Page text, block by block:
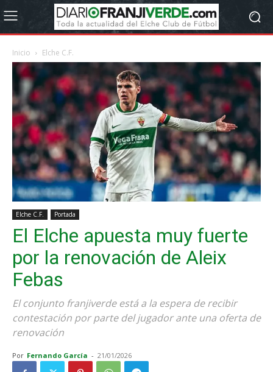
Inicio Elche C.F.
Elche C.F. Portada
El Elche apuesta muy fuerte
por la renovación de Aleix
Febas
El conjunto franjiverde está a la espera de recibir
contestación por parte del jugador ante una oferta de
renovación
Por Fernando García - 21/01/2026